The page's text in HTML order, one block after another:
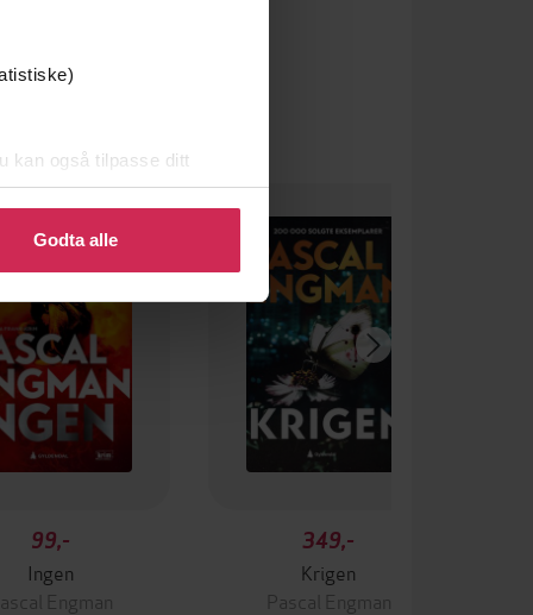
kan også tilpasse ditt
eller endre ditt samtykke.
Godta alle
99,-
Ingen
Engman
349,-
Krigen
Pascal Engman